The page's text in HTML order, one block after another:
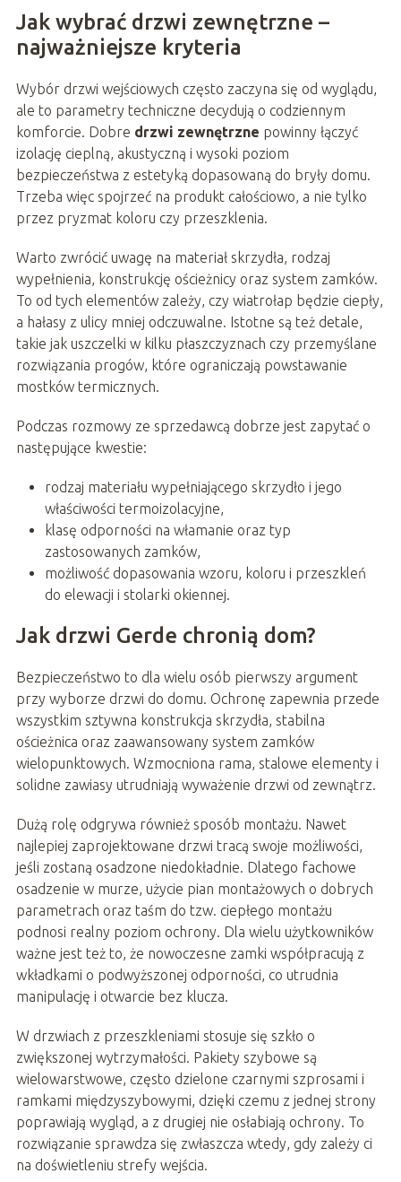
Jak wybrać drzwi zewnętrzne –
najważniejsze kryteria
Wybór drzwi wejściowych często zaczyna się od wyglądu,
ale to parametry techniczne decydują o codziennym
komforcie. Dobre drzwi zewnętrzne powinny łączyć
izolację cieplną, akustyczną i wysoki poziom
bezpieczeństwa z estetyką dopasowaną do bryły domu.
Trzeba więc spojrzeć na produkt całościowo, a nie tylko
przez pryzmat koloru czy przeszklenia.
Warto zwrócić uwagę na materiał skrzydła, rodzaj
wypełnienia, konstrukcję ościeżnicy oraz system zamków.
To od tych elementów zależy, czy wiatrołap będzie ciepły,
a hałasy z ulicy mniej odczuwalne. Istotne są też detale,
takie jak uszczelki w kilku płaszczyznach czy przemyślane
rozwiązania progów, które ograniczają powstawanie
mostków termicznych.
Podczas rozmowy ze sprzedawcą dobrze jest zapytać o
następujące kwestie:
rodzaj materiału wypełniającego skrzydło i jego
właściwości termoizolacyjne,
klasę odporności na włamanie oraz typ
zastosowanych zamków,
możliwość dopasowania wzoru, koloru i przeszkleń
do elewacji i stolarki okiennej.
Jak drzwi Gerde chronią dom?
Bezpieczeństwo to dla wielu osób pierwszy argument
przy wyborze drzwi do domu. Ochronę zapewnia przede
wszystkim sztywna konstrukcja skrzydła, stabilna
ościeżnica oraz zaawansowany system zamków
wielopunktowych. Wzmocniona rama, stalowe elementy i
solidne zawiasy utrudniają wyważenie drzwi od zewnątrz.
Dużą rolę odgrywa również sposób montażu. Nawet
najlepiej zaprojektowane drzwi tracą swoje możliwości,
jeśli zostaną osadzone niedokładnie. Dlatego fachowe
osadzenie w murze, użycie pian montażowych o dobrych
parametrach oraz taśm do tzw. ciepłego montażu
podnosi realny poziom ochrony. Dla wielu użytkowników
ważne jest też to, że nowoczesne zamki współpracują z
wkładkami o podwyższonej odporności, co utrudnia
manipulację i otwarcie bez klucza.
W drzwiach z przeszkleniami stosuje się szkło o
zwiększonej wytrzymałości. Pakiety szybowe są
wielowarstwowe, często dzielone czarnymi szprosami i
ramkami międzyszybowymi, dzięki czemu z jednej strony
poprawiają wygląd, a z drugiej nie osłabiają ochrony. To
rozwiązanie sprawdza się zwłaszcza wtedy, gdy zależy ci
na doświetleniu strefy wejścia.